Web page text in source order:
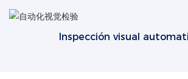
Inspección visual